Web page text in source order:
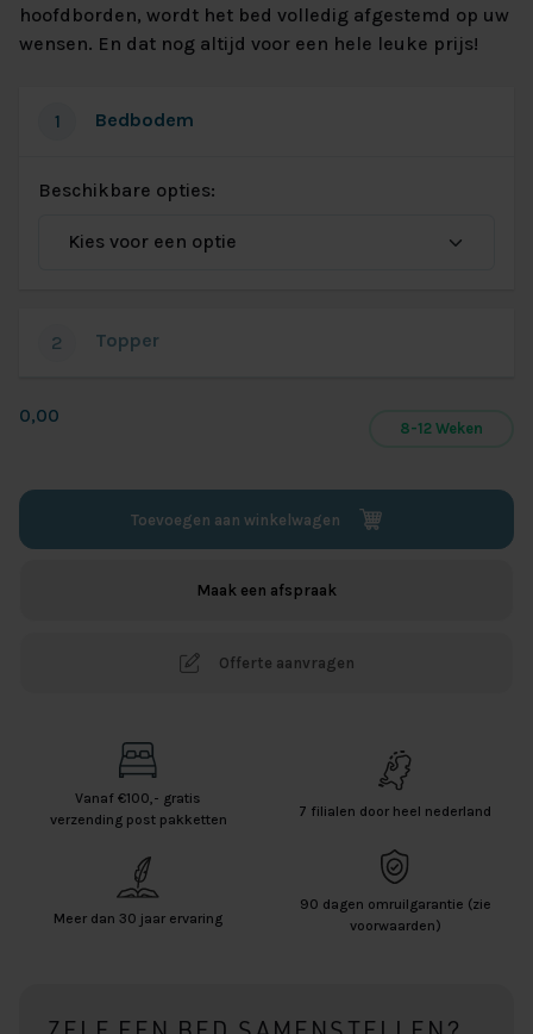
hoofdborden, wordt het bed volledig afgestemd op uw
wensen. En dat nog altijd voor een hele leuke prijs!
1 Bedbodem
Beschikbare opties:
2 Topper
0,00
8-12 Weken
Toevoegen aan winkelwagen
Maak een afspraak
Offerte aanvragen
Vanaf €100,- gratis
verzending post pakketten
7 filialen door heel nederland
Meer dan 30 jaar ervaring
90 dagen omruilgarantie (zie
voorwaarden)